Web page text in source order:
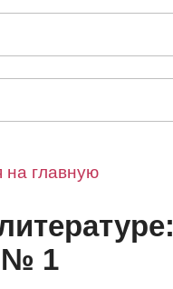
на главную
№ 1